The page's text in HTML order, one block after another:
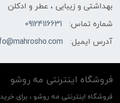
بهداشتی و زیبایی ، عطر و ادکلن
شماره تماس:
09124116631
آدرس ایمیل:
فروشگاه اینترنتی مه‌ رو‌شو
فروشگاه اینترنتی مه‌ رو‌شو ، برای